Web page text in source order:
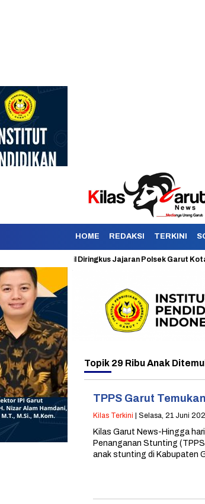
HOME REDAKSI TERKINI
Berhasil Diringkus Jajaran Polsek Garut Kota
Topik 29 Ribu Anak
TPPS Garut
Kilas Terkini | Selasa, 21 Juni
Kilas Garut News-Hingga
Penanganan Stunting
anak stunting di Kabupaten